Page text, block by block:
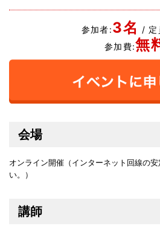
参加者:3名
/ 定
参加費:無
会場
オンライン開催（インターネット回線の
い。）
講師